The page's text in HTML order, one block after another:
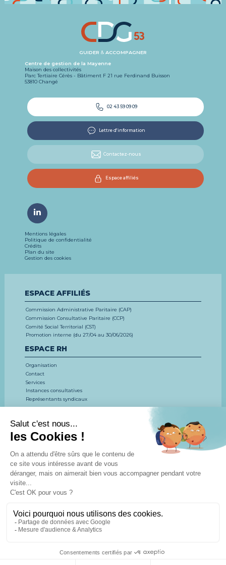
GUIDER & ACCOMPAGNER
Centre de gestion de la Mayenne
Maison des collectivités
Parc Tertiaire Cérès - Bâtiment F 21 rue Ferdinand Buisson
53810 Changé
02 43 59 09 09
Lettre d'information
Contactez-nous
Espace affiliés
Mentions légales
Politique de confidentialité
Crédits
Plan du site
Gestion des cookies
ESPACE AFFILIÉS
Commission Administrative Paritaire (CAP)
Commission Consultative Paritaire (CCP)
Comité Social Territorial (CST)
Promotion interne (du 27/04 au 30/06/2026)
ESPACE RH
Organisation
Contact
Services
Instances consultatives
Représentants syndicaux
CONCOURS ET EXAMENS
FORMATION
ESPACE DOCUMENTAIRE
Actualités